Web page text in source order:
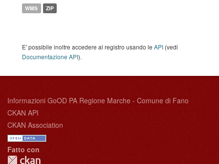
WMS ZIP
E' possibile inoltre accedere al registro usando le API (vedi
Documentazione API).
Informazioni GoOD PA Regione Marche - Comune di Fano
CKAN API
CKAN Association
Fatto con